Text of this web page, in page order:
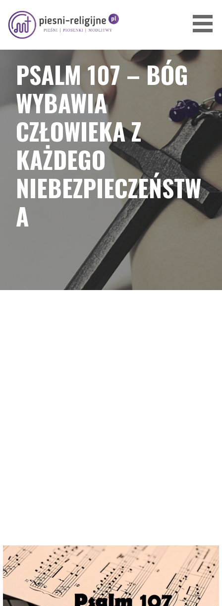
treści
PIOSENKI I PIEŚNI RELIGIJNE
PSALM 107 – BÓG
WYBAWIA
CZŁOWIEKA Z
KAŻDEGO
NIEBEZPIECZEŃSTW
A